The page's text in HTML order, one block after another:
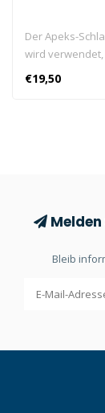
Der Apeks-
wird
langen Schlauch
Tauchen in einer
€19,50
Bleib